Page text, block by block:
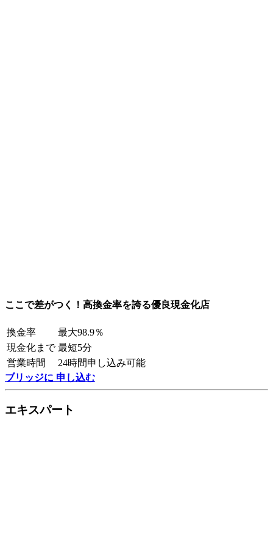
ここで差がつく！高換金率を誇る優良現金化店
換金率
最大98.9％
現金化まで 最短5分
営業時間
24時間申し込み可能
ブリッジに 申し込む
エキスパート